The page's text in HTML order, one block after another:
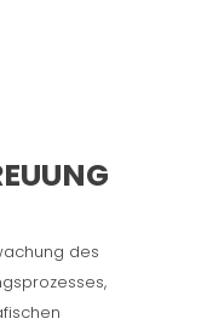
des